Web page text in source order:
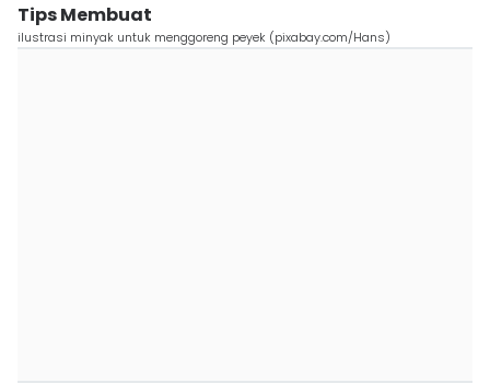
Tips Membuat
ilustrasi minyak untuk menggoreng peyek (pixabay.com/Hans)